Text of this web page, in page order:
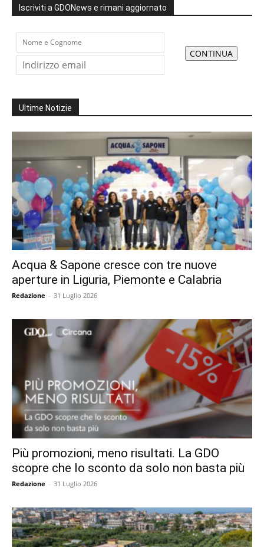
Iscriviti a GDONews e rimani aggiornato
Ultime Notizie
Acqua & Sapone cresce con tre nuove
aperture in Liguria, Piemonte e Calabria
Redazione - 31 Luglio 2026
Più promozioni, meno risultati. La GDO
scopre che lo sconto da solo non basta più
Redazione - 31 Luglio 2026